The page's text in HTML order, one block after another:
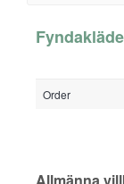
Order